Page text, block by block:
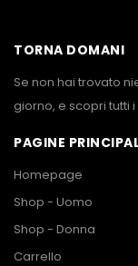
TORNA DOMANI
Se non hai trovato
giorno, e scopri tutti
PAGINE
Homepage
Shop - Uomo
Shop - Donna
Carrello